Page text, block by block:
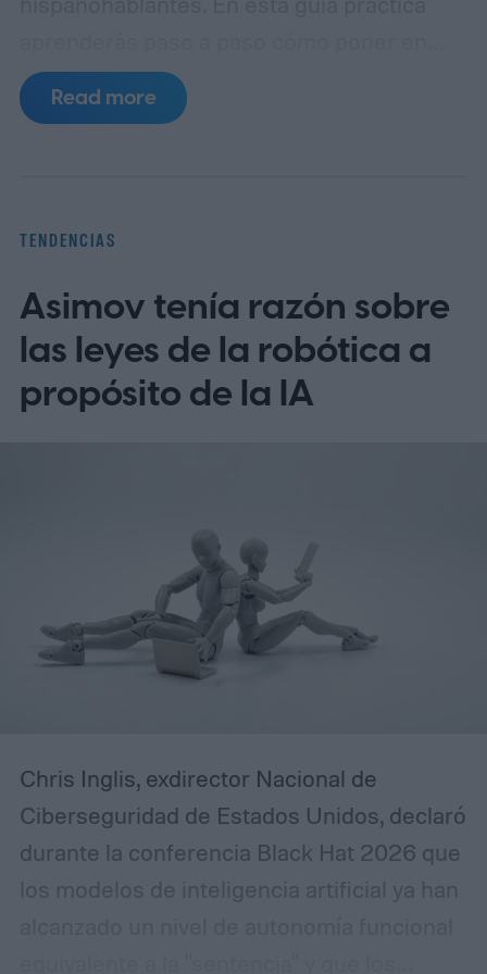
español MyChart (el portal de pacientes
basado en Epic), así como apps populares
Read more
TENDENCIAS
Asimov tenía razón sobre
las leyes de la robótica a
propósito de la IA
Chris Inglis, exdirector Nacional de
Ciberseguridad de Estados Unidos, declaró
durante la conferencia Black Hat 2026 que
los modelos de inteligencia artificial ya han